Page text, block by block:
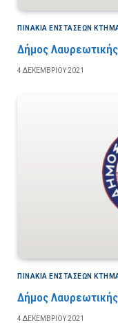
ΠΙΝΆΚΙΑ ΕΝΣΤΆΣΕΩΝ
Δήμος
4 ΔΕΚΕΜΒΡΊΟΥ 2021
ΠΙΝΆΚΙΑ ΕΝΣΤΆΣΕΩΝ
Δήμος
4 ΔΕΚΕΜΒΡΊΟΥ 2021